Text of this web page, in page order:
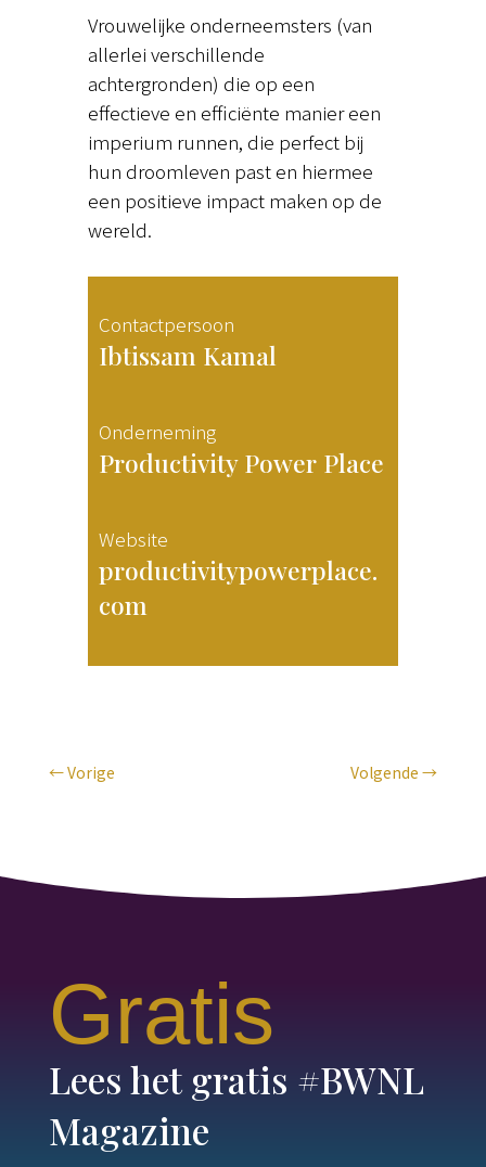
Vrouwelijke onderneemsters (van
allerlei verschillende
achtergronden) die op een
effectieve en efficiënte manier een
imperium runnen, die perfect bij
hun droomleven past en hiermee
een positieve impact maken op de
wereld.
Contactpersoon
Ibtissam Kamal
Onderneming
Productivity Power Place
Website
productivitypowerplace.
com
←Vorige Volgende →
Gratis
Lees het gratis #BWNL
Magazine